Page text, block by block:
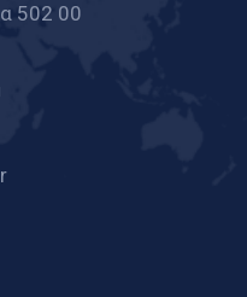
502 00